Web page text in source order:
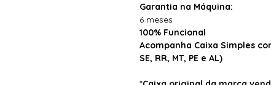
Garantia na Máquina:
6 meses
100% Funcional
Acompanha Caixa Simples
SE, RR, MT, PE e AL)